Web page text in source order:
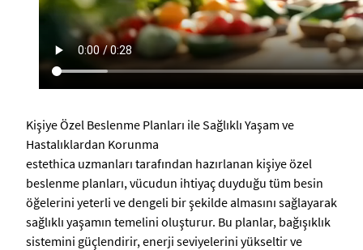
Kişiye Özel Beslenme Planları ile Sağlıklı Yaşam ve
Hastalıklardan Korunma
estethica uzmanları tarafından hazırlanan kişiye özel
beslenme planları, vücudun ihtiyaç duyduğu tüm besin
öğelerini yeterli ve dengeli bir şekilde almasını sağlayarak
sağlıklı yaşamın temelini oluşturur. Bu planlar, bağışıklık
sistemini güçlendirir, enerji seviyelerini yükseltir ve